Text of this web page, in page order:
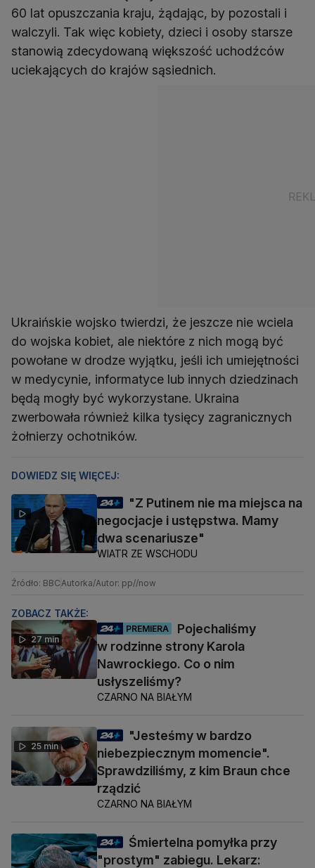
60 lat opuszczania kraju, żądając, by pozostali i
walczyli. Tak więc kobiety, dzieci i osoby starsze
stanowią zdecydowaną większość uchodźców
uciekających do krajów sąsiednich.
Ukraińskie wojsko twierdzi, że jeszcze nie wciela
do wojska kobiet, ale niektóre z nich mogą być
powołane w drodze wyjątku, jeśli ich umiejętności
w medycynie, informatyce lub innych dziedzinach
będą mogły być wykorzystane. Ukraina
zwerbowała również kilka tysięcy zagranicznych
żołnierzy ochotników.
DOWIEDZ SIĘ WIĘCEJ:
"Z Putinem nie ma miejsca na
negocjacje i ustępstwa. Mamy
dwa scenariusze"
WIATR ZE WSCHODU
Źródło: BBCAutorka/Autor: pp//now
ZOBACZ TAKŻE:
27 min
PREMIERA
Pojechaliśmy
w rodzinne strony Karola
Nawrockiego. Co o nim
usłyszeliśmy?
CZARNO NA BIAŁYM
25 min
"Jesteśmy w bardzo
niebezpiecznym momencie".
Sprawdziliśmy, z kim Braun chce
rządzić
CZARNO NA BIAŁYM
Śmiertelna pomyłka przy
"prostym" zabiegu. Lekarz: